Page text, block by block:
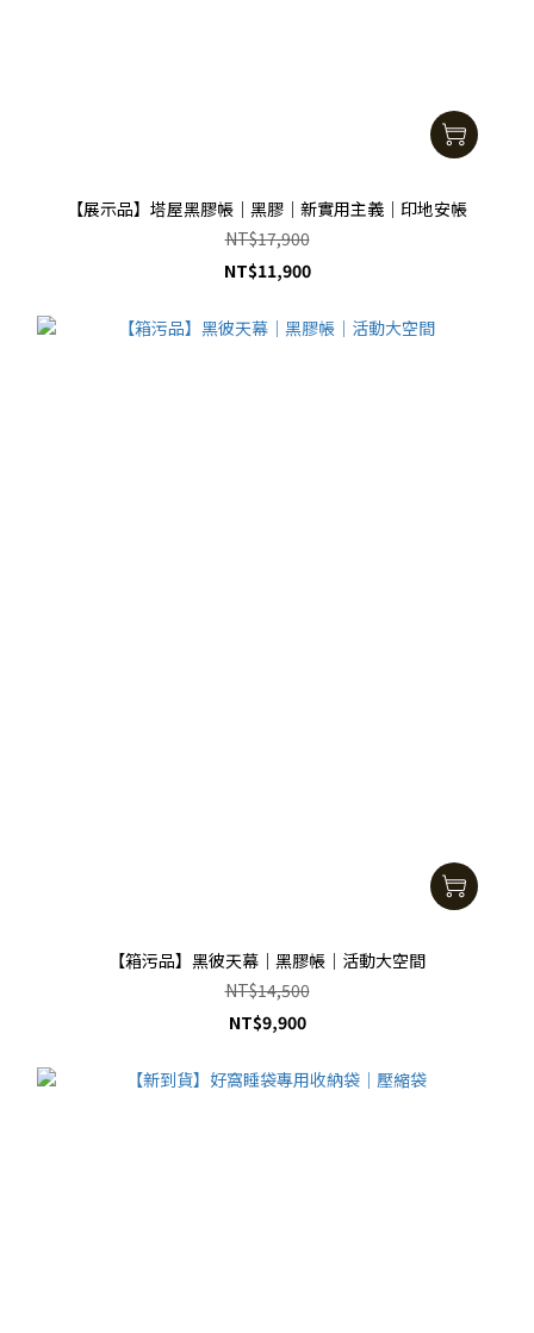
【展示品】塔屋黑膠帳｜黑膠｜新實用主義｜印地安帳
NT$17,900
NT$11,900
【箱污品】黑彼天幕｜黑膠帳｜活動大空間
NT$14,500
NT$9,900